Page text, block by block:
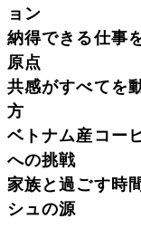
ョン
納得できる仕事
原点
共感がすべてを
方
ベトナム産コー
への挑戦
家族と過ごす時
シュの源